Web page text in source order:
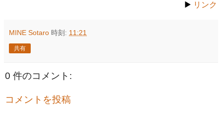
▶ リンク
MINE Sotaro 時刻: 11:21
共有
0 件のコメント:
コメントを投稿